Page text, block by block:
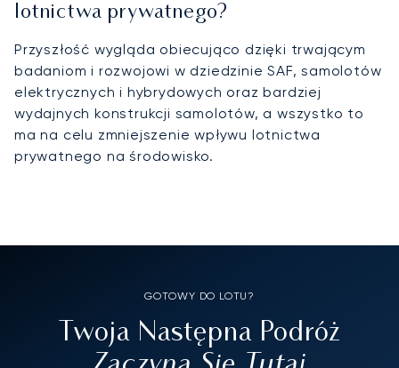
lotnictwa prywatnego?
Przyszłość wygląda obiecująco dzięki trwającym
badaniom i rozwojowi w dziedzinie SAF, samolotów
elektrycznych i hybrydowych oraz bardziej
wydajnych konstrukcji samolotów, a wszystko to
ma na celu zmniejszenie wpływu lotnictwa
prywatnego na środowisko.
GOTOWY DO LOTU?
Twoja Następna Podróż